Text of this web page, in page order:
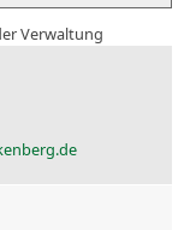
Verwaltung